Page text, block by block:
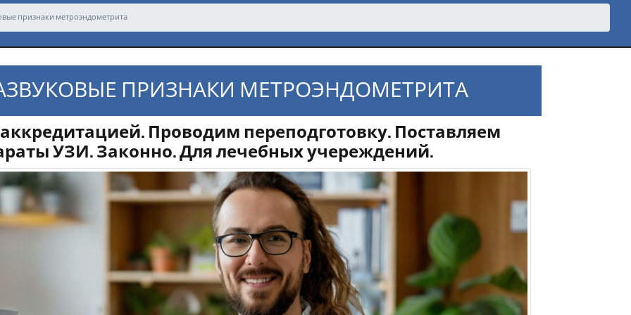
признаки метроэндометрита
ПРИЗНАКИ МЕТРОЭНДОМЕТРИТА
Проводим переподготовку. Поставляем
УЗИ. Законно. Для лечебных учереждений.